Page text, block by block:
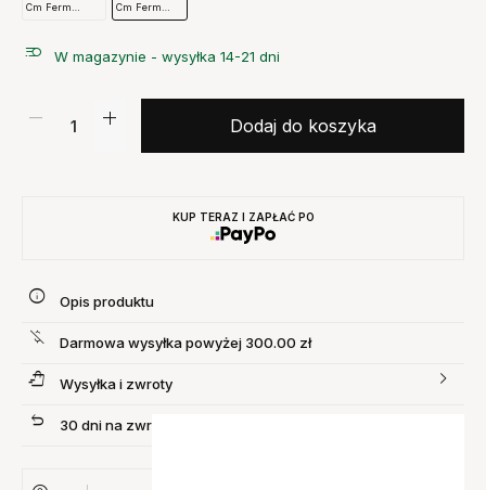
Cm Ferm
Cm Ferm
W magazynie - wysyłka 14-21 dni
Dodaj do koszyka
KUP TERAZ I ZAPŁAĆ PO
Opis produktu
Darmowa wysyłka powyżej 300.00 zł
Wysyłka i zwroty
30 dni na zwrot produktu